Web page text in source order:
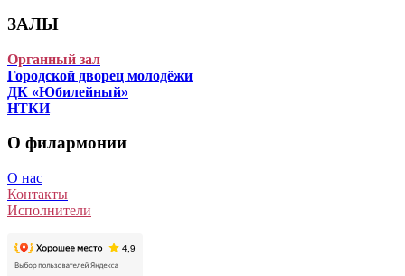
ЗАЛЫ
Органный зал
Городской дворец молодёжи
ДК «Юбилейный»
НТКИ
О филармонии
О нас
Контакты
Исполнители